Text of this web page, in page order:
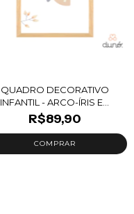
QUADRO DECORATIVO
INFANTIL - ARCO-ÍRIS E...
R$89,90